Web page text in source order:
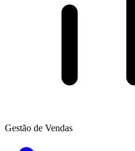
Gestão de Vendas